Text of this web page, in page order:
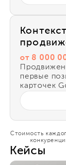
от 8 000
первые
карточек
Стоимость
Кейсы